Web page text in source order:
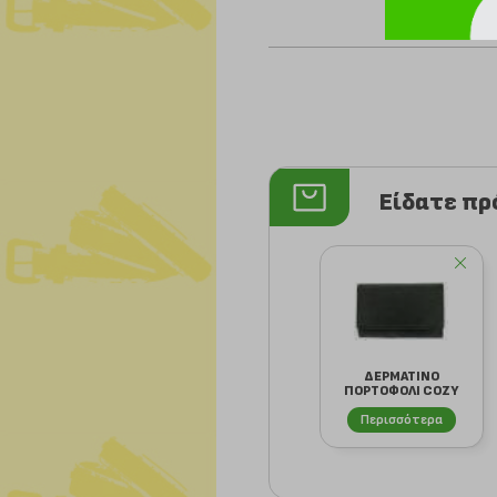
Είδατε
ΔΕΡΜΑΤΙΝΟ
ΠΟΡΤΟΦΟΛΙ COZY
774 ΜΑΥΡΟ
Περισσότερα